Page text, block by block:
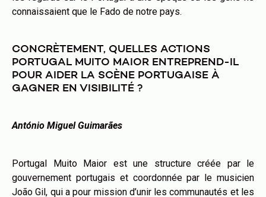
connaissaient que le Fado de notre pays.
CONCRÈTEMENT, QUELLES ACTIONS
PORTUGAL MUITO MAIOR ENTREPREND-IL
POUR AIDER LA SCÈNE PORTUGAISE À
GAGNER EN VISIBILITÉ ?
António Miguel Guimarães
Portugal Muito Maior est une structure créée par le
gouvernement portugais et coordonnée par le musicien
João Gil, qui a pour mission d’unir les communautés et les